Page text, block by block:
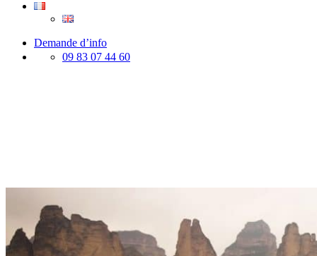
Demande d’info
09 83 07 44 60